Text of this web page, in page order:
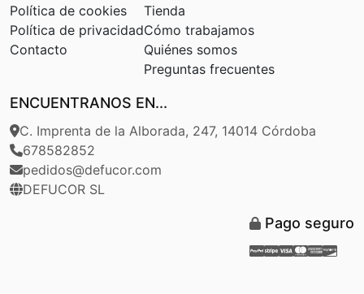
Política de cookies
Política de privacidad
Contacto
Tienda
Cómo trabajamos
Quiénes somos
Preguntas frecuentes
ENCUENTRANOS EN...
C. Imprenta de la Alborada, 247, 14014 Córdoba
678582852
pedidos@defucor.com
DEFUCOR SL
Pago seguro
Paypal
Stripe
Visa